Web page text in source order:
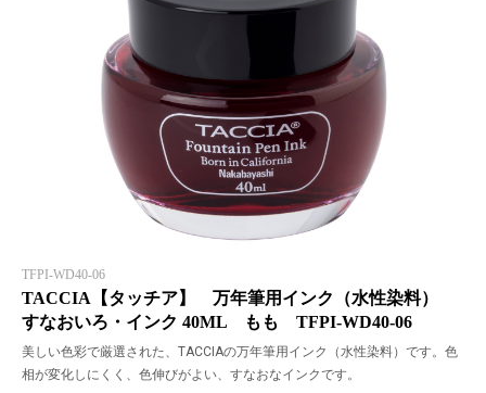
TFPI-WD40-06
TACCIA【タッチア】 万年筆用インク（水性染料）
すなおいろ・インク 40ML もも TFPI-WD40-06
美しい色彩で厳選された、TACCIAの万年筆用インク（水性染料）です。色
相が変化しにくく、色伸びがよい、すなおなインクです。